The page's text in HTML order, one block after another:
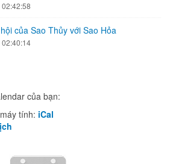
của Sao Thủy với Sao Hỏa
của bạn:
tính: iCal